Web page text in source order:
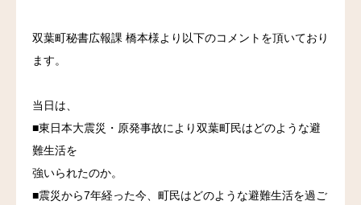
双葉町秘書広報課 橋本様より以下のコメントを頂いており
ます。
当日は、
■東日本大震災・原発事故により双葉町民はどのような避
難生活を
強いられたのか。
■震災から7年経った今、町民はどのような避難生活を過ご